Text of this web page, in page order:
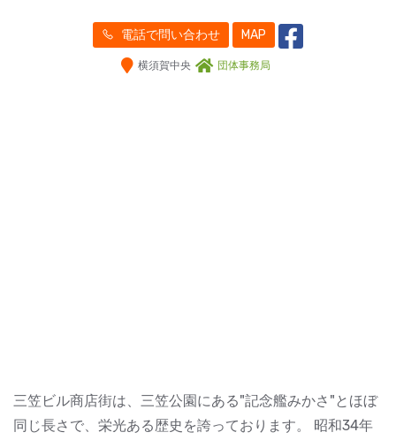
電話で問い合わせ MAP
横須賀中央 団体事務局
三笠ビル商店街は、三笠公園にある"記念艦みかさ"とほぼ
同じ長さで、栄光ある歴史を誇っております。 昭和34年